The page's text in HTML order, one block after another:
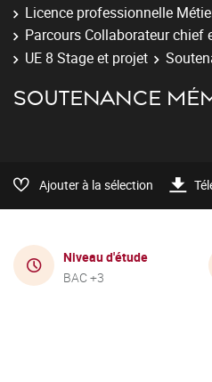
Licence professionnelle
Parcours Collaborateur chief
UE 8 Stage et projet
SOUTENANCE
Ajouter à la sélection
Niveau d'étude
BAC +3